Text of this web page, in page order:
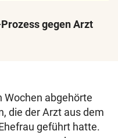
gegen Arzt
Wochen abgehörte
die der Arzt aus dem
geführt hatte.